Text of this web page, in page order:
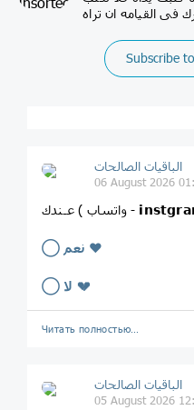
القيامه ان تراه
Subscribe
الباقيات الصالحات
06 August 2026
◯ نعم ❤️
◯ لا 💔
Читать полностью…
الباقيات الصالحات
05 August 2026